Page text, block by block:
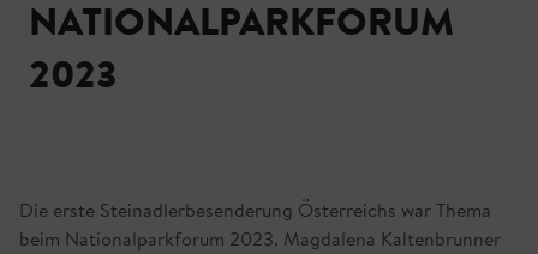
ATIONALPARKFORUM 2
023
Die erste Steinadlerbesenderung Österreichs war Thema
beim Nationalparkforum 2023. Magdalena Kaltenbrunner